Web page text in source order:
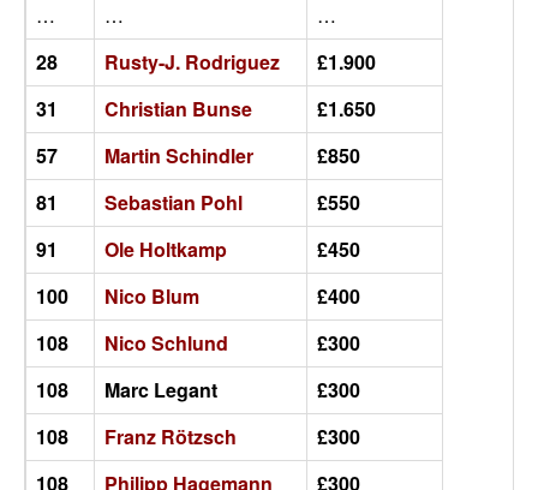
…
…
…
28
Rusty-J. Rodriguez
£1.900
31
Christian Bunse
£1.650
57
Martin Schindler
£850
81
Sebastian Pohl
£550
91
Ole Holtkamp
£450
100
Nico Blum
£400
108
Nico Schlund
£300
108
Marc Legant
£300
108
Franz Rötzsch
£300
108
Philipp Hagemann £300